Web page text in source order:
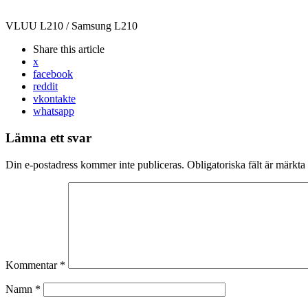
VLUU L210 / Samsung L210
Share this article
x
facebook
reddit
vkontakte
whatsapp
Lämna ett svar
Din e-postadress kommer inte publiceras. Obligatoriska fält är märkta
Kommentar *
Namn *